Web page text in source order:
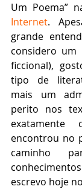
Um Poema”
Internet.
grande
considero um
ficcional),
tipo de
mais um
perito nos
exatamente
encontrou no
caminho
escrevo hoje no